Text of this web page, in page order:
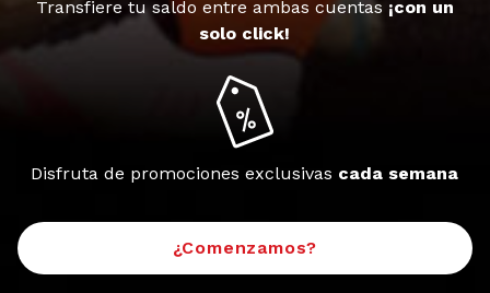
Transfiere tu saldo entre ambas cuentas ¡con un
solo click!
Disfruta de promociones exclusivas cada semana
¿Comenzamos?